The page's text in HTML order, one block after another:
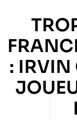
: IRVIN